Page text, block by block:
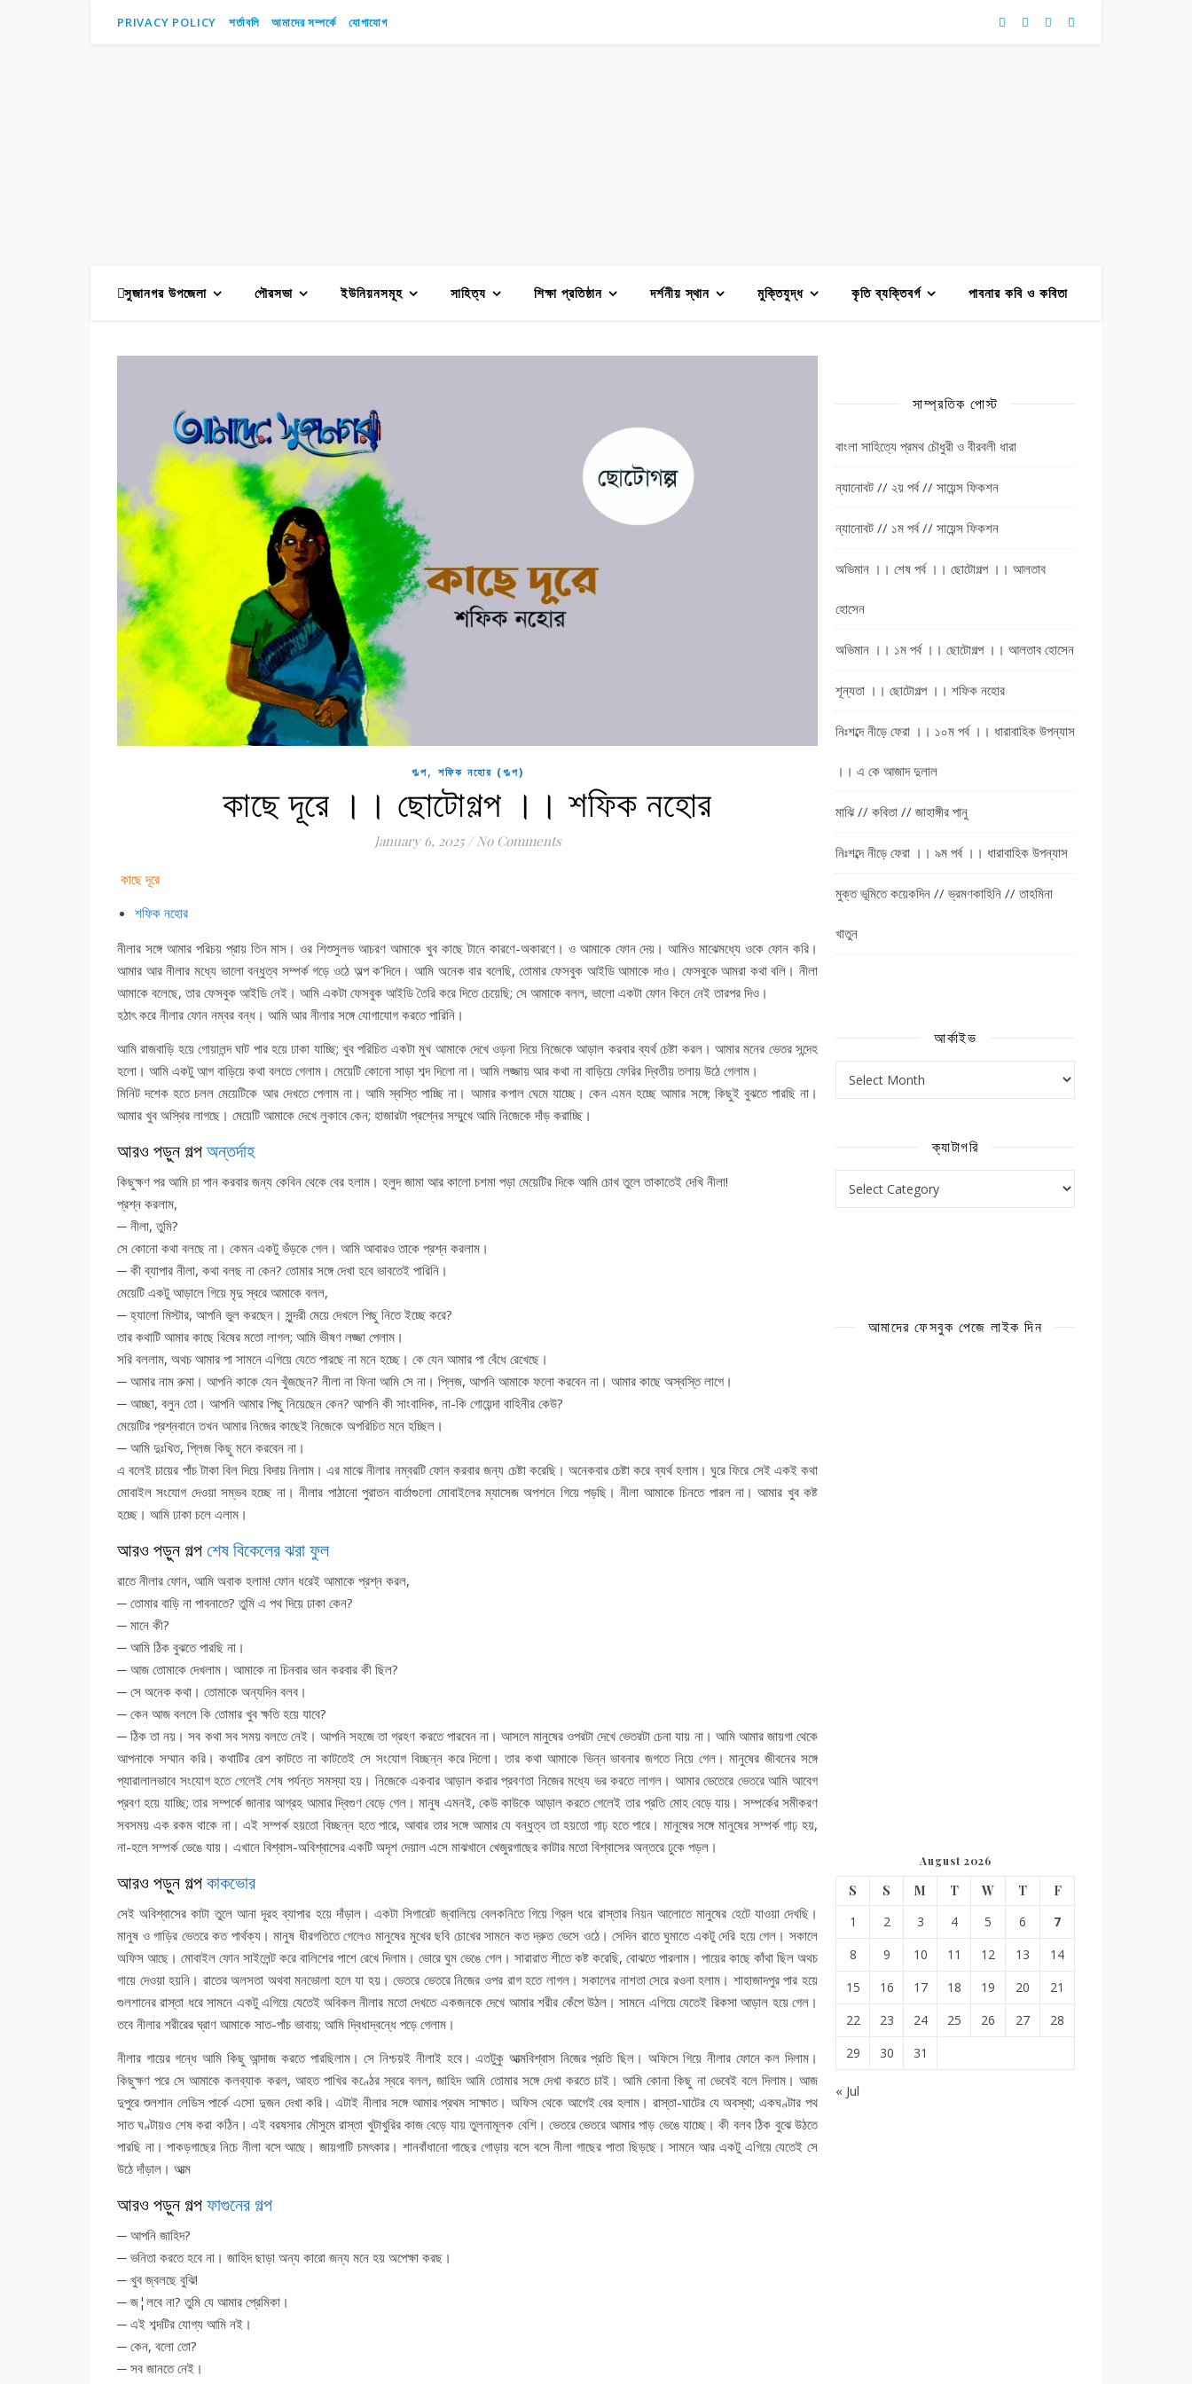
PRIVACY POLICY শর্তাবলি আমাদের সম্পর্কে যোগাযোগ
সুজানগর উপজেলা পৌরসভা ইউনিয়নসমূহ সাহিত্য শিক্ষা প্রতিষ্ঠান দর্শনীয় স্থান মুক্তিযুদ্ধ কৃতি ব্যক্তিবর্গ পাবনার কবি ও কবিতা
গল্প, শফিক নহোর (গল্প)
কাছে দূরে ।। ছোটোগল্প ।। শফিক নহোর
January 6, 2025 / No Comments
কাছে দূরে
শফিক নহোর
নীলার সঙ্গে আমার পরিচয় প্রায় তিন মাস। ওর শিশুসুলভ আচরণ আমাকে খুব কাছে টানে কারণে-অকারণে। ও আমাকে ফোন দেয়। আমিও মাঝেমধ্যে ওকে ফোন করি।
আমার আর নীলার মধ্যে ভালো বন্ধুত্ব সম্পর্ক গড়ে ওঠে অল্প ক’দিনে। আমি অনেক বার বলেছি, তোমার ফেসবুক আইডি আমাকে দাও। ফেসবুকে আমরা কথা বলি। নীলা
আমাকে বলেছে, তার ফেসবুক আইডি নেই। আমি একটা ফেসবুক আইডি তৈরি করে দিতে চেয়েছি; সে আমাকে বলল, ভালো একটা ফোন কিনে নেই তারপর দিও।
হঠাৎ করে নীলার ফোন নম্বর বন্ধ। আমি আর নীলার সঙ্গে যোগাযোগ করতে পারিনি।
আমি রাজবাড়ি হয়ে গোয়ালন্দ ঘাট পার হয়ে ঢাকা যাচ্ছি; খুব পরিচিত একটা মুখ আমাকে দেখে ওড়না দিয়ে নিজেকে আড়াল করবার ব্যর্থ চেষ্টা করল। আমার মনের ভেতর সন্দেহ
হলো। আমি একটু আগ বাড়িয়ে কথা বলতে গেলাম। মেয়েটি কোনো সাড়া শব্দ দিলো না। আমি লজ্জায় আর কথা না বাড়িয়ে ফেরির দ্বিতীয় তলায় উঠে গেলাম।
মিনিট দশেক হতে চলল মেয়েটিকে আর দেখতে পেলাম না। আমি স্বস্তি পাচ্ছি না। আমার কপাল ঘেমে যাচ্ছে। কেন এমন হচ্ছে আমার সঙ্গে; কিছুই বুঝতে পারছি না।
আমার খুব অস্থির লাগছে। মেয়েটি আমাকে দেখে লুকাবে কেন; হাজারটা প্রশ্নের সম্মুখে আমি নিজেকে দাঁড় করাচ্ছি।
আরও পড়ুন গল্পঅন্তর্দাহ
কিছুক্ষণ পর আমি চা পান করবার জন্য কেবিন থেকে বের হলাম। হলুদ জামা আর কালো চশমা পড়া মেয়েটির দিকে আমি চোখ তুলে তাকাতেই দেখি নীলা!
প্রশ্ন করলাম,
─ নীলা, তুমি?
সে কোনো কথা বলছে না। কেমন একটু ভঁড়কে গেল। আমি আবারও তাকে প্রশ্ন করলাম।
─ কী ব্যাপার নীলা, কথা বলছ না কেন? তোমার সঙ্গে দেখা হবে ভাবতেই পারিনি।
মেয়েটি একটু আড়ালে গিয়ে মৃদু স্বরে আমাকে বলল,
─ হ্যালো মিস্টার, আপনি ভুল করছেন। সুন্দরী মেয়ে দেখলে পিছু নিতে ইচ্ছে করে?
তার কথাটি আমার কাছে বিষের মতো লাগল; আমি ভীষণ লজ্জা পেলাম।
সরি বললাম, অথচ আমার পা সামনে এগিয়ে যেতে পারছে না মনে হচ্ছে। কে যেন আমার পা বেঁধে রেখেছে।
─ আমার নাম রুমা। আপনি কাকে যেন খুঁজছেন? নীলা না ফিনা আমি সে না। প্লিজ, আপনি আমাকে ফলো করবেন না। আমার কাছে অস্বস্তি লাগে।
─ আচ্ছা, বলুন তো। আপনি আমার পিছু নিয়েছেন কেন? আপনি কী সাংবাদিক, না-কি গোয়েন্দা বাহিনীর কেউ?
মেয়েটির প্রশ্নবানে তখন আমার নিজের কাছেই নিজেকে অপরিচিত মনে হচ্ছিল।
─ আমি দুঃখিত, প্লিজ কিছু মনে করবেন না।
এ বলেই চায়ের পাঁচ টাকা বিল দিয়ে বিদায় নিলাম। এর মাঝে নীলার নম্বরটি ফোন করবার জন্য চেষ্টা করেছি। অনেকবার চেষ্টা করে ব্যর্থ হলাম। ঘুরে ফিরে সেই একই কথা
মোবাইল সংযোগ দেওয়া সম্ভব হচ্ছে না। নীলার পাঠানো পুরাতন বার্তাগুলো মোবাইলের ম্যাসেজ অপশনে গিয়ে পড়ছি। নীলা আমাকে চিনতে পারল না। আমার খুব কষ্ট
হচ্ছে। আমি ঢাকা চলে এলাম।
আরও পড়ুন গল্পশেষ বিকেলের ঝরা ফুল
রাতে নীলার ফোন, আমি অবাক হলাম! ফোন ধরেই আমাকে প্রশ্ন করল,
─ তোমার বাড়ি না পাবনাতে? তুমি এ পথ দিয়ে ঢাকা কেন?
─ মানে কী?
─ আমি ঠিক বুঝতে পারছি না।
─ আজ তোমাকে দেখলাম। আমাকে না চিনবার ভান করবার কী ছিল?
─ সে অনেক কথা। তোমাকে অন্যদিন বলব।
─ কেন আজ বললে কি তোমার খুব ক্ষতি হয়ে যাবে?
─ ঠিক তা নয়। সব কথা সব সময় বলতে নেই। আপনি সহজে তা গ্রহণ করতে পারবেন না। আসলে মানুষের ওপরটা দেখে ভেতরটা চেনা যায় না। আমি আমার জায়গা থেকে
আপনাকে সম্মান করি। কথাটির রেশ কাটতে না কাটতেই সে সংযোগ বিচ্ছন্ন করে দিলো। তার কথা আমাকে ভিন্ন ভাবনার জগতে নিয়ে গেল। মানুষের জীবনের সঙ্গে
প্যারালালভাবে সংযোগ হতে গেলেই শেষ পর্যন্ত সমস্যা হয়। নিজেকে একবার আড়াল করার প্রবণতা নিজের মধ্যে ভর করতে লাগল। আমার ভেতেরে ভেতরে আমি আবেগ
প্রবণ হয়ে যাচ্ছি; তার সম্পর্কে জানার আগ্রহ আমার দ্বিগুণ বেড়ে গেল। মানুষ এমনই, কেউ কাউকে আড়াল করতে গেলেই তার প্রতি মোহ বেড়ে যায়। সম্পর্কের সমীকরণ
সবসময় এক রকম থাকে না। এই সম্পর্ক হয়তো বিচ্ছন্ন হতে পারে, আবার তার সঙ্গে আমার যে বন্ধুত্ব তা হয়তো গাঢ় হতে পারে। মানুষের সঙ্গে মানুষের সম্পর্ক গাঢ় হয়,
না-হলে সম্পর্ক ভেঙে যায়। এখানে বিশ্বাস-অবিশ্বাসের একটি অদৃশ দেয়াল এসে মাঝখানে খেজুরগাছের কাটার মতো বিশ্বাসের অন্তরে ঢুকে পড়ল।
আরও পড়ুন গল্পকাকভোর
সেই অবিশ্বাসের কাটা তুলে আনা দূরহ ব্যাপার হয়ে দাঁড়াল। একটা সিগারেট জ্বালিয়ে বেলকনিতে গিয়ে গ্রিল ধরে রাস্তার নিয়ন আলোতে মানুষের হেটে যাওয়া দেখছি।
মানুষ ও গাড়ির ভেতরে কত পার্থক্য। মানুষ ধীরগতিতে গেলেও মানুষের মুখের ছবি চোখের সামনে কত দ্রুত ভেসে ওঠে। সেদিন রাতে ঘুমাতে একটু দেরি হয়ে গেল। সকালে
অফিস আছে। মোবাইল ফোন সাইলেন্ট করে বালিশের পাশে রেখে দিলাম। ভোরে ঘুম ভেঙে গেল। সারারাত শীতে কষ্ট করেছি, বোঝতে পারলাম। পায়ের কাছে কাঁথা ছিল অথচ
গায়ে দেওয়া হয়নি। রাতের অলসতা অথবা মনভোলা হলে যা হয়। ভেতরে ভেতরে নিজের ওপর রাগ হতে লাগল। সকালের নাশতা সেরে রওনা হলাম। শাহাজাদপুর পার হয়ে
গুলশানের রাস্তা ধরে সামনে একটু এগিয়ে যেতেই অবিকল নীলার মতো দেখতে একজনকে দেখে আমার শরীর কেঁপে উঠল। সামনে এগিয়ে যেতেই রিকসা আড়াল হয়ে গেল।
তবে নীলার শরীরের ঘ্রাণ আমাকে সাত-পাঁচ ভাবায়; আমি দ্বিধাদ্বন্ধে পড়ে গেলাম।
নীলার গায়ের গন্ধে আমি কিছু আন্দাজ করতে পারছিলাম। সে নিশ্চয়ই নীলাই হবে। এতটুকু আত্মবিশ্বাস নিজের প্রতি ছিল। অফিসে গিয়ে নীলার ফোনে কল দিলাম।
কিছুক্ষণ পরে সে আমাকে কলব্যাক করল, আহত পাখির কণ্ঠের স্বরে বলল, জাহিদ আমি তোমার সঙ্গে দেখা করতে চাই। আমি কোনা কিছু না ভেবেই বলে দিলাম। আজ
দুপুরে শুলশান লেডিস পার্কে এসো দুজন দেখা করি। এটাই নীলার সঙ্গে আমার প্রথম সাক্ষাত। অফিস থেকে আগেই বের হলাম। রাস্তা-ঘাটের যে অবস্থা; একঘণ্টার পথ
সাত ঘণ্টায়ও শেষ করা কঠিন। এই বরষসার মৌসুমে রাস্তা খুটাখুরির কাজ বেড়ে যায় তুলনামূলক বেশি। ভেতরে ভেতরে আমার পাড় ভেঙে যাচ্ছে। কী বলব ঠিক বুঝে উঠতে
পারছি না। পাকড়গাছের নিচে নীলা বসে আছে। জায়গাটি চমৎকার। শানবাঁধানো গাছের গোড়ায় বসে বসে নীলা গাছের পাতা ছিড়ছে। সামনে আর একটু এগিয়ে যেতেই সে
উঠে দাঁড়াল। আত্ম
আরও পড়ুন গল্পফাগুনের গল্প
─ আপনি জাহিদ?
─ ভনিতা করতে হবে না। জাহিদ ছাড়া অন্য কারো জন্য মনে হয় অপেক্ষা করছ।
─ খুব জ্বলছে বুঝি!
─ জ¦লবে না? তুমি যে আমার প্রেমিকা।
─ এই শব্দটির যোগ্য আমি নই।
─ কেন, বলো তো?
─ সব জানতে নেই।
সাম্প্রতিক পোস্ট
বাংলা সাহিত্যে প্রমথ চৌধুরী ও বীরবলী ধারা
ন্যানোবট // ২য় পর্ব // সায়েন্স ফিকশন
ন্যানোবট // ১ম পর্ব // সায়েন্স ফিকশন
অভিমান ।। শেষ পর্ব ।। ছোটোগল্প ।। আলতাব
হোসেন
অভিমান ।। ১ম পর্ব ।। ছোটোগল্প ।। আলতাব হোসেন
শূন্যতা ।। ছোটোগল্প ।। শফিক নহোর
নিঃশব্দে নীড়ে ফেরা ।। ১০ম পর্ব ।। ধারাবাহিক উপন্যাস
।। এ কে আজাদ দুলাল
মাঝি // কবিতা // জাহাঙ্গীর পানু
নিঃশব্দে নীড়ে ফেরা ।। ৯ম পর্ব ।। ধারাবাহিক উপন্যাস
মুক্ত ভূমিতে কয়েকদিন // ভ্রমণকাহিনি // তাহমিনা
খাতুন
আর্কাইভ
ক্যাটাগরি
আমাদের ফেসবুক পেজে লাইক দিন
August 2026
S S M T W T
F
1
2 3 4 5 6
7
8
9 10 11 12 13
14
15
16 17 18 19 20
21
22
23 24 25 26 27
28
29
30 31
« Jul